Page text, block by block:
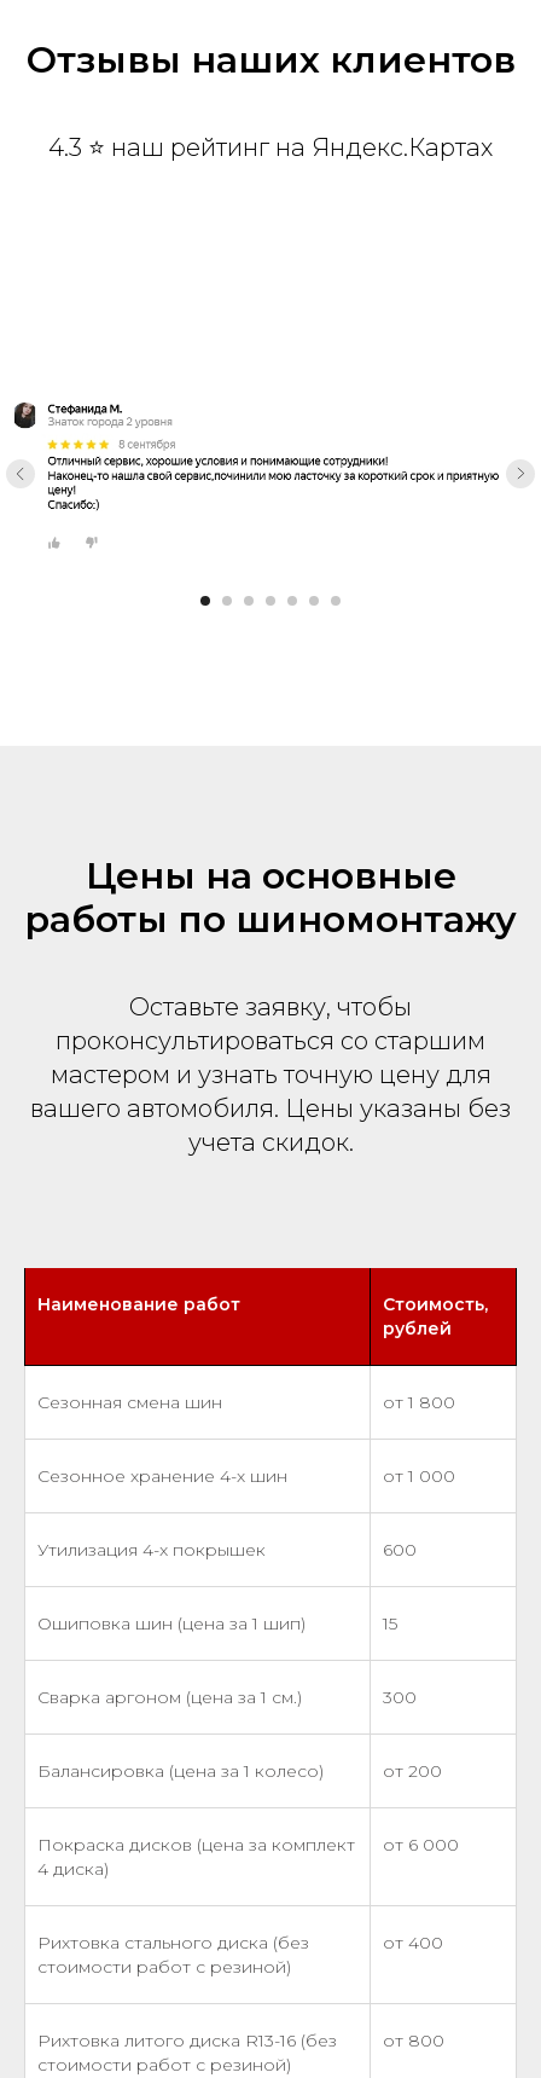
Отзывы наших клиентов
4.3 ⭐ наш рейтинг на Яндекс.Картах
Цены на основные
работы по шиномонтажу
Оставьте заявку, чтобы
проконсультироваться со старшим
мастером и узнать точную цену для
вашего автомобиля. Цены указаны без
учета скидок.
Наименование работ
Стоимость,
рублей
Сезонная смена шин от 1 800
Сезонное хранение 4-х шин от 1 000
Утилизация 4-x покрышек 600
Ошиповка шин (цена за 1 шип) 15
Сварка аргоном (цена за 1 см.) 300
Балансировка (цена за 1 колесо) от 200
Покраска дисков (цена за комплект
4 диска)
от 6 000
Рихтовка стального диска (без
стоимости работ с резиной)
от 400
Рихтовка литого диска R13-16 (без
стоимости работ с резиной)
от 800